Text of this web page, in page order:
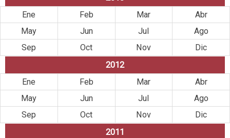
Ene
Feb Mar
Abr
May
Jun Jul
Ago
Sep
Oct Nov
Dic
2012
Ene
Feb Mar
Abr
May
Jun Jul
Ago
Sep
Oct Nov
Dic
2011